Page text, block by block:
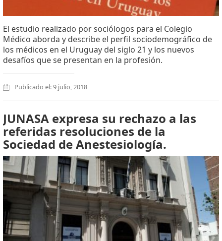
El estudio realizado por sociólogos para el Colegio
Médico aborda y describe el perfil sociodemográfico de
los médicos en el Uruguay del siglo 21 y los nuevos
desafíos que se presentan en la profesión.
Publicado el: 9 julio, 2018
JUNASA expresa su rechazo a las
referidas resoluciones de la
Sociedad de Anestesiología.